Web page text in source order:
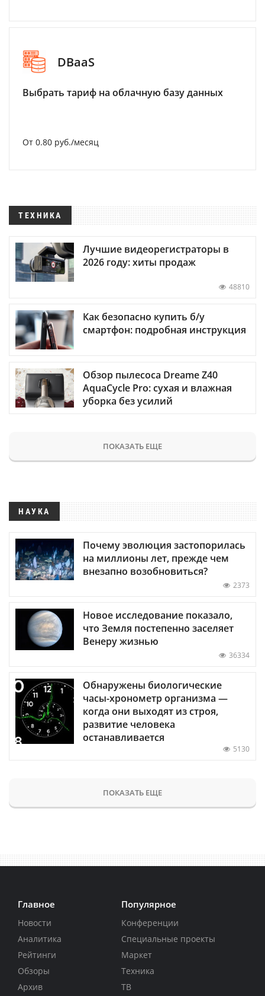
DBaaS
Выбрать тариф на облачную базу данных
От 0.80 руб./месяц
ТЕХНИКА
Лучшие видеорегистраторы в
2026 году: хиты продаж
48810
Как безопасно купить б/у
смартфон: подробная инструкция
Обзор пылесоса Dreame Z40
AquaCycle Pro: сухая и влажная
уборка без усилий
ПОКАЗАТЬ ЕЩЕ
НАУКА
Почему эволюция застопорилась
на миллионы лет, прежде чем
внезапно возобновиться?
2373
Новое исследование показало,
что Земля постепенно заселяет
Венеру жизнью
36334
Обнаружены биологические
часы-хронометр организма —
когда они выходят из строя,
развитие человека
останавливается
5130
ПОКАЗАТЬ ЕЩЕ
Главное
Новости
Аналитика
Рейтинги
Обзоры
Архив
Популярное
Конференции
Специальные проекты
Маркет
Техника
ТВ